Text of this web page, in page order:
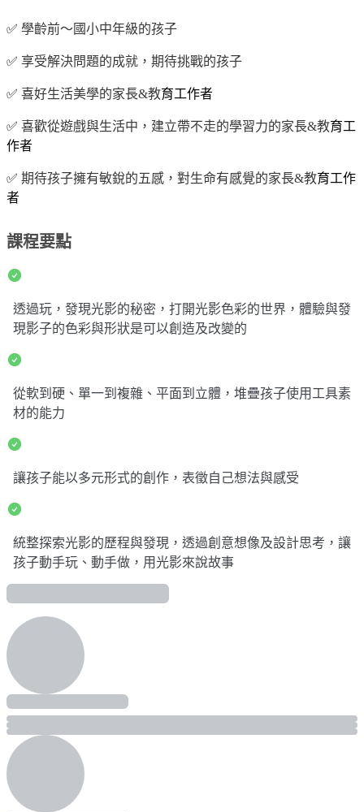
✅ 學齡前～國小中年級的孩子
✅ 享受解決問題的成就，期待挑戰的孩子
✅ 喜好生活美學的家長&教育工作者
✅ 喜歡從遊戲與生活中，建立帶不走的學習力的家長&教育工
作者
✅ 期待孩子擁有敏銳的五感，對生命有感覺的家長&教育工作
者
課程要點
透過玩，發現光影的秘密，打開光影色彩的世界，體驗與發
現影子的色彩與形狀是可以創造及改變的
從軟到硬、單一到複雜、平面到立體，堆疊孩子使用工具素
材的能力
讓孩子能以多元形式的創作，表徵自己想法與感受
統整探索光影的歷程與發現，透過創意想像及設計思考，讓
孩子動手玩、動手做，用光影來說故事